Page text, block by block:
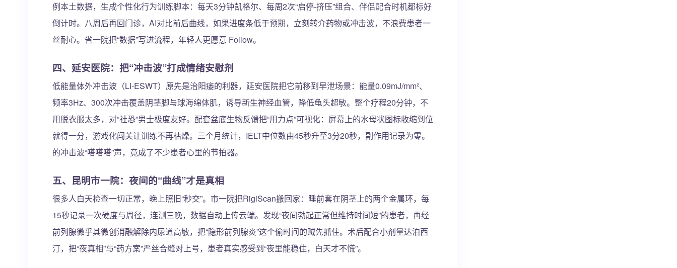
例本土数据，生成个性化行为训练脚本：每天3分钟凯格尔、每周2次“启停-挤压”组合、伴侣配合时机都标好
倒计时。八周后再回门诊，AI对比前后曲线，如果进度条低于预期，立刻转介药物或冲击波，不浪费患者一
丝耐心。省一院把“数据”写进流程，年轻人更愿意 Follow。
四、延安医院：把“冲击波”打成情绪安慰剂
低能量体外冲击波（LI-ESWT）原先是治阳痿的利器，延安医院把它前移到早泄场景：能量0.09mJ/mm²、
频率3Hz、300次冲击覆盖阴茎脚与球海绵体肌，诱导新生神经血管，降低龟头超敏。整个疗程20分钟，不
用脱衣服太多，对“社恐”男士极度友好。配套盆底生物反馈把“用力点”可视化：屏幕上的水母状图标收缩到位
就得一分，游戏化闯关让训练不再枯燥。三个月统计，IELT中位数由45秒升至3分20秒，副作用记录为零。
的冲击波“嗒嗒嗒”声，竟成了不少患者心里的节拍器。
五、昆明市一院：夜间的“曲线”才是真相
很多人白天检查一切正常，晚上照旧“秒交”。市一院把RigiScan搬回家：睡前套在阴茎上的两个金属环，每
15秒记录一次硬度与周径，连测三晚，数据自动上传云端。发现“夜间勃起正常但维持时间短”的患者，再经
前列腺微乎其微创消融解除内尿道高敏，把“隐形前列腺炎”这个偷时间的贼先抓住。术后配合小剂量达泊西
汀，把“夜真相”与“药方案”严丝合缝对上号，患者真实感受到“夜里能稳住，白天才不慌”。